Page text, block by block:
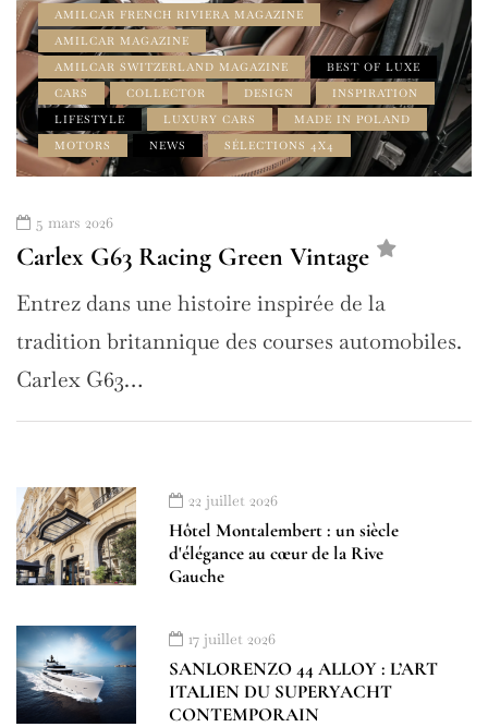
AMILCAR FRENCH RIVIERA MAGAZINE
AMILCAR MAGAZINE
AMILCAR SWITZERLAND MAGAZINE
BEST OF LUXE
CARS
COLLECTOR DESIGN
INSPIRATION
LIFESTYLE
LUXURY CARS
MADE IN POLAND
MOTORS
NEWS SÉLECTIONS 4X4
5 mars 2026
Carlex G63 Racing Green Vintage
Entrez dans une histoire inspirée de la
tradition britannique des courses automobiles.
Carlex G63…
22 juillet 2026
Hôtel Montalembert : un siècle
d'élégance au cœur de la Rive
Gauche
17 juillet 2026
SANLORENZO 44 ALLOY : L’ART
ITALIEN DU SUPERYACHT
CONTEMPORAIN